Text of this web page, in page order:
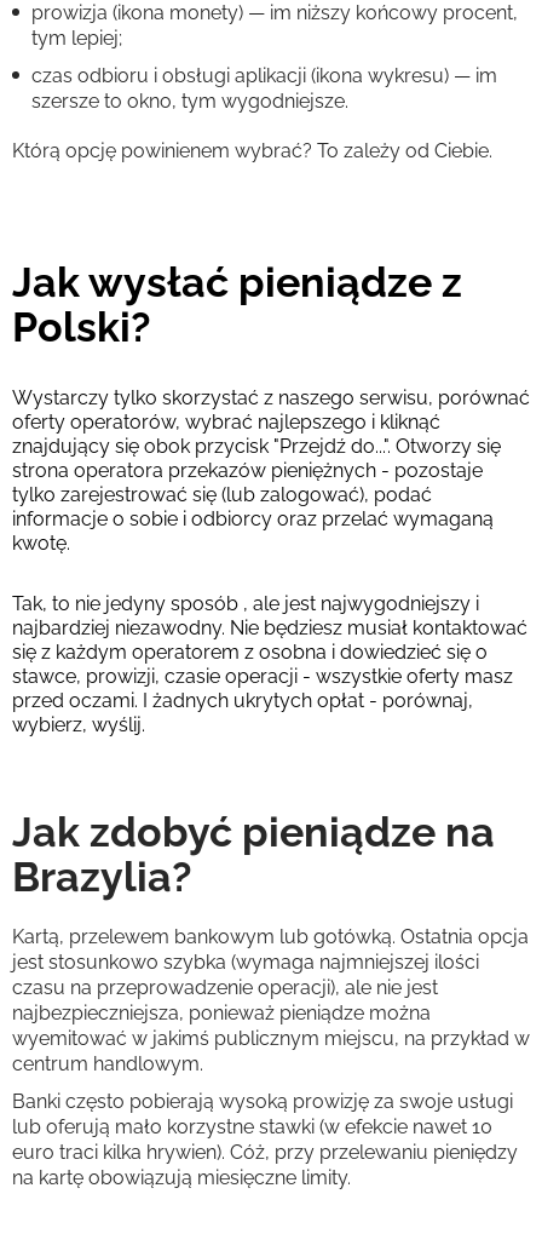
prowizja (ikona monety) — im niższy końcowy procent,
tym lepiej;
czas odbioru i obsługi aplikacji (ikona wykresu) — im
szersze to okno, tym wygodniejsze.
Którą opcję powinienem wybrać? To zależy od Ciebie.
Jak wysłać pieniądze z
Polski?
Wystarczy tylko skorzystać z naszego serwisu, porównać
oferty operatorów, wybrać najlepszego i kliknąć
znajdujący się obok przycisk "Przejdź do...". Otworzy się
strona operatora przekazów pieniężnych - pozostaje
tylko zarejestrować się (lub zalogować), podać
informacje o sobie i odbiorcy oraz przelać wymaganą
kwotę.
Tak, to nie jedyny sposób , ale jest najwygodniejszy i
najbardziej niezawodny. Nie będziesz musiał kontaktować
się z każdym operatorem z osobna i dowiedzieć się o
stawce, prowizji, czasie operacji - wszystkie oferty masz
przed oczami. I żadnych ukrytych opłat - porównaj,
wybierz, wyślij.
Jak zdobyć pieniądze na
Brazylia?
Kartą, przelewem bankowym lub gotówką. Ostatnia opcja
jest stosunkowo szybka (wymaga najmniejszej ilości
czasu na przeprowadzenie operacji), ale nie jest
najbezpieczniejsza, ponieważ pieniądze można
wyemitować w jakimś publicznym miejscu, na przykład w
centrum handlowym.
Banki często pobierają wysoką prowizję za swoje usługi
lub oferują mało korzystne stawki (w efekcie nawet 10
euro traci kilka hrywien). Cóż, przy przelewaniu pieniędzy
na kartę obowiązują miesięczne limity.